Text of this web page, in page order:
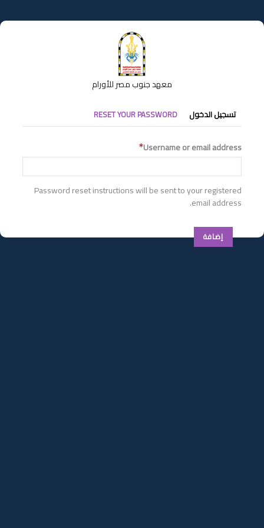
إلى
المحتوى
معهد جنوب مصر للأورام
التبويبات
الأساسية
تسجيل الدخول RESET YOUR PASSWORD
Username or email address
Password reset instructions will be sent to your registered
email address.